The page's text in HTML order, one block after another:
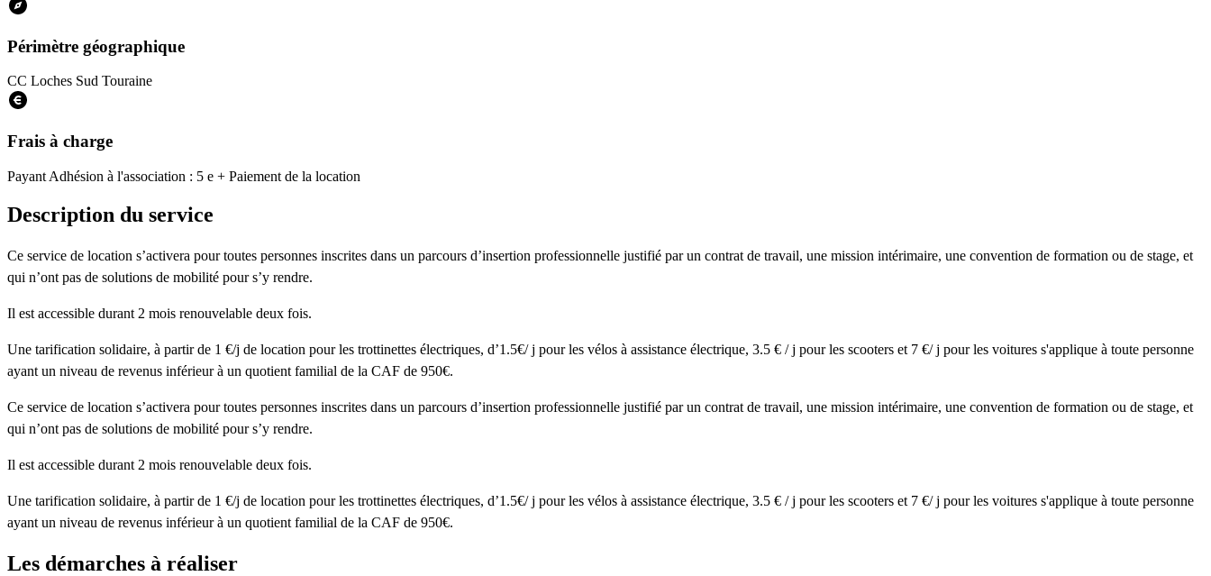
Périmètre géographique
CC Loches Sud Touraine
Frais à charge
Payant Adhésion à l'association : 5 e + Paiement de la location
Description du service
Ce service de location s’activera pour toutes personnes inscrites dans un parcours d’insertion professionnelle justifié par un contrat de travail, une mission intérimaire, une convention de formation ou de stage, et
qui n’ont pas de solutions de mobilité pour s’y rendre.
Il est accessible durant 2 mois renouvelable deux fois.
Une tarification solidaire, à partir de 1 €/j de location pour les trottinettes électriques, d’1.5€/ j pour les vélos à assistance électrique, 3.5 € / j pour les scooters et 7 €/ j pour les voitures s'applique à toute personne
ayant un niveau de revenus inférieur à un quotient familial de la CAF de 950€.
Ce service de location s’activera pour toutes personnes inscrites dans un parcours d’insertion professionnelle justifié par un contrat de travail, une mission intérimaire, une convention de formation ou de stage, et
qui n’ont pas de solutions de mobilité pour s’y rendre.
Il est accessible durant 2 mois renouvelable deux fois.
Une tarification solidaire, à partir de 1 €/j de location pour les trottinettes électriques, d’1.5€/ j pour les vélos à assistance électrique, 3.5 € / j pour les scooters et 7 €/ j pour les voitures s'applique à toute personne
ayant un niveau de revenus inférieur à un quotient familial de la CAF de 950€.
Les démarches à réaliser